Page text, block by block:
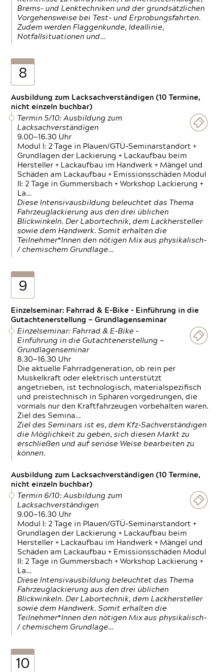
Brems- und Lenktechniken und der grundsätzlichen
Vorgehensweise bei Test- und Erprobungsfahrten.
Zudem werden Flaggenkunde, Ideallinie,
Notfallsituationen und…
8
Ausbildung zum Lacksachverständigen (10 Termine,
nicht einzeln buchbar)
Termin 5/10: Ausbildung zum
Lacksachverständigen
9.00—16.30 Uhr
Modul I: 2 Tage in Plauen/GTÜ-Seminarstandort +
Grundlagen der Lackierung + Lackaufbau beim
Hersteller + Lackaufbau im Handwerk + Mängel und
Schäden am Lackaufbau + Emissionsschäden Modul
II: 2 Tage in Gummersbach + Workshop Lackierung +
La…
Diese Intensivausbildung beleuchtet das Thema
Fahrzeuglackierung aus den drei üblichen
Blickwinkeln. Der Labortechnik, dem Lackhersteller
sowie dem Handwerk. Somit erhalten die
Teilnehmer*Innen den nötigen Mix aus physikalisch-
/ chemischem Grundlage…
9
Einzelseminar: Fahrrad & E-Bike - Einführung in die
Gutachtenerstellung — Grundlagenseminar
Einzelseminar: Fahrrad & E-Bike -
Einführung in die Gutachtenerstellung —
Grundlagenseminar
8.30—16.30 Uhr
Die aktuelle Fahrradgeneration, ob rein per
Muskelkraft oder elektrisch unterstützt
angetrieben, ist technologisch, materialspezifisch
und preistechnisch in Sphären vorgedrungen, die
vormals nur den Kraftfahrzeugen vorbehalten waren.
Ziel des Semina…
Ziel des Seminars ist es, dem Kfz-Sachverständigen
die Möglichkeit zu geben, sich diesen Markt zu
erschließen und auf seriöse Weise bearbeiten zu
können.
Ausbildung zum Lacksachverständigen (10 Termine,
nicht einzeln buchbar)
Termin 6/10: Ausbildung zum
Lacksachverständigen
9.00—16.30 Uhr
Modul I: 2 Tage in Plauen/GTÜ-Seminarstandort +
Grundlagen der Lackierung + Lackaufbau beim
Hersteller + Lackaufbau im Handwerk + Mängel und
Schäden am Lackaufbau + Emissionsschäden Modul
II: 2 Tage in Gummersbach + Workshop Lackierung +
La…
Diese Intensivausbildung beleuchtet das Thema
Fahrzeuglackierung aus den drei üblichen
Blickwinkeln. Der Labortechnik, dem Lackhersteller
sowie dem Handwerk. Somit erhalten die
Teilnehmer*Innen den nötigen Mix aus physikalisch-
/ chemischem Grundlage…
10